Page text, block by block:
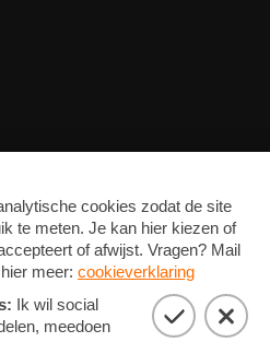
FORUM
NIEUWSBRIEF